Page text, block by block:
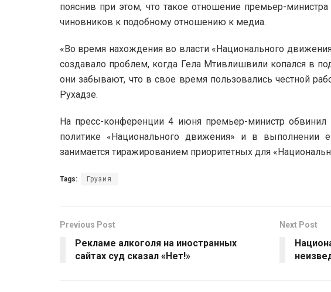
пояснив при этом, что такое отношение премьер-
чиновников к подобному отношению к медиа.
«Во время нахождения во власти «Национального
создавало проблем, когда Гела Мтивлишвили копался в
они забывают, что в свое время пользовались честной
Рухадзе.
На пресс-конференции 4 июня премьер-министр обвинил
политике «Национального движения» и в выполнении
занимается тиражированием приоритетных для
Tags: Грузия
Previous Post
Рекламе алкоголя на иностранных
сайтах суд сказал «Нет!»
Next Post